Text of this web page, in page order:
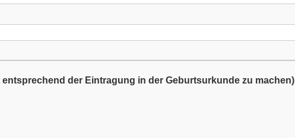
der Eintragung in der Geburtsurkunde zu machen)